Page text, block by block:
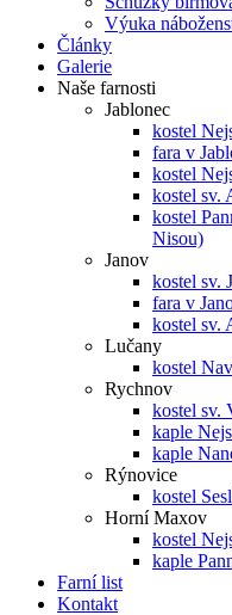
Výuka
Články
Galerie
Naše farnosti
Jablonec
kostel
fara v
kostel
kostel sv.
kostel
Nisou)
Janov
kostel sv.
fara v
kostel sv.
Lučany
kostel
Rychnov
kostel sv.
kaple
kaple
Rýnovice
kostel
Horní Maxov
kostel
kaple
Farní list
Kontakt